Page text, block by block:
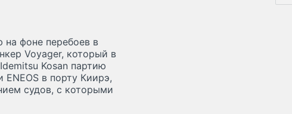
на фоне перебоев в
Voyager, который в
Kosan партию
в порту Киирэ,
судов, с которыми